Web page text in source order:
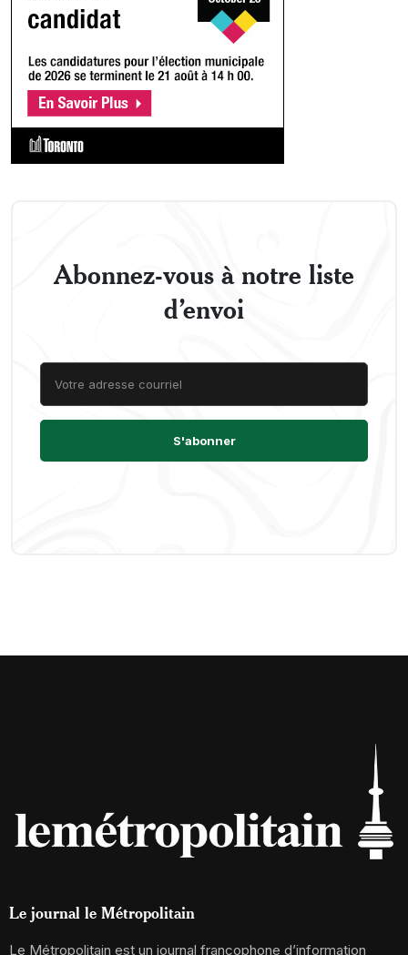
Abonnez-vous à notre liste
d’envoi
Le journal le Métropolitain
Le Métropolitain est un journal francophone d’information